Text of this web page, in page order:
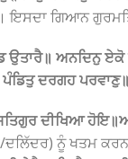
ਇਸਦਾ ਗਿਆਨ
ਉਤਾਰੈ॥ ਅਨਦਿਨੁ
ਦਰਗਹ
ਦੀਖਿਆ
ਦਲਿੱਦਰ) ਨੂੰ ਖਤਮ